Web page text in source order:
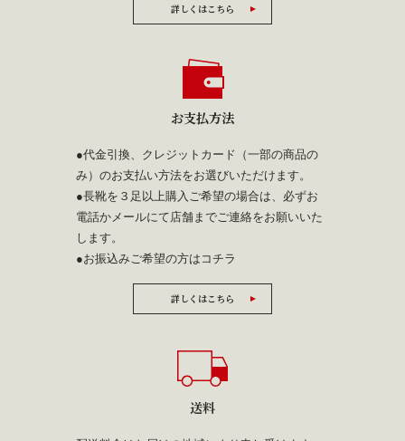
詳しくはこちら
お支払方法
●代金引換、クレジットカード（一部の商品の
み）のお支払い方法をお選びいただけます。
●長靴を３足以上購入ご希望の場合は、必ずお
電話かメールにて店舗までご連絡をお願いいた
します。
●お振込みご希望の方は コチラ
詳しくはこちら
送料